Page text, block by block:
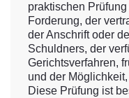
praktischen
Forderung, der
der Anschrift oder
Schuldners, der
Gerichtsverfahren,
und der
Diese Prüfung ist